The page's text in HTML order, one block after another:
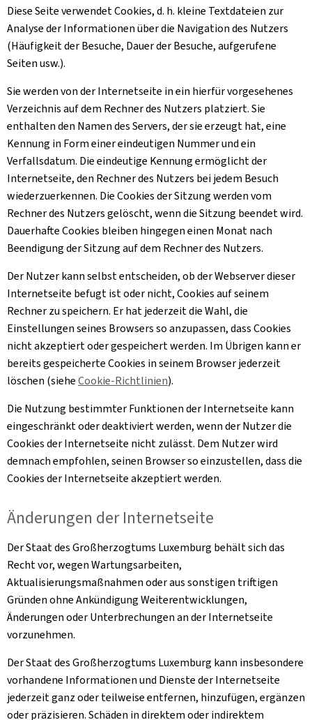
Diese Seite verwendetCookies, d. h. kleine Textdateien zur
Analyse der Informationen über die Navigation des Nutzers
(Häufigkeit der Besuche, Dauer der Besuche, aufgerufene
Seiten usw.).
Sie werden von der Internetseite in ein hierfür vorgesehenes
Verzeichnis auf dem Rechner des Nutzers platziert. Sie
enthalten den Namen des Servers, der sie erzeugt hat, eine
Kennung in Form einer eindeutigen Nummer und ein
Verfallsdatum. Die eindeutige Kennung ermöglicht der
Internetseite, den Rechner des Nutzers bei jedem Besuch
wiederzuerkennen. DieCookiesder Sitzung werden vom
Rechner des Nutzers gelöscht, wenn die Sitzung beendet wird.
DauerhafteCookies bleiben hingegen einen Monat nach
Beendigung der Sitzung auf dem Rechner des Nutzers.
Der Nutzer kann selbst entscheiden, ob der Webserver dieser
Internetseite befugt ist oder nicht, Cookies auf seinem
Rechner zu speichern. Er hat jederzeit die Wahl, die
Einstellungen seines Browsers so anzupassen, dassCookies
nicht akzeptiert oder gespeichert werden. Im Übrigen kann er
bereits gespeicherteCookies in seinem Browser jederzeit
löschen (sieheCookie-Richtlinien).
Die Nutzung bestimmter Funktionen der Internetseite kann
eingeschränkt oder deaktiviert werden, wenn der Nutzer die
Cookiesder Internetseite nicht zulässt. Dem Nutzer wird
demnach empfohlen, seinen Browser so einzustellen, dass die
Cookiesder Internetseite akzeptiert werden.
Änderungen der Internetseite
Der Staat des Großherzogtums Luxemburg behält sich das
Recht vor, wegen Wartungsarbeiten,
Aktualisierungsmaßnahmen oder aus sonstigen triftigen
Gründen ohne Ankündigung Weiterentwicklungen,
Änderungen oder Unterbrechungen an der Internetseite
vorzunehmen.
Der Staat des Großherzogtums Luxemburg kann insbesondere
vorhandene Informationen und Dienste der Internetseite
jederzeit ganz oder teilweise entfernen, hinzufügen, ergänzen
oder präzisieren. Schäden in direktem oder indirektem